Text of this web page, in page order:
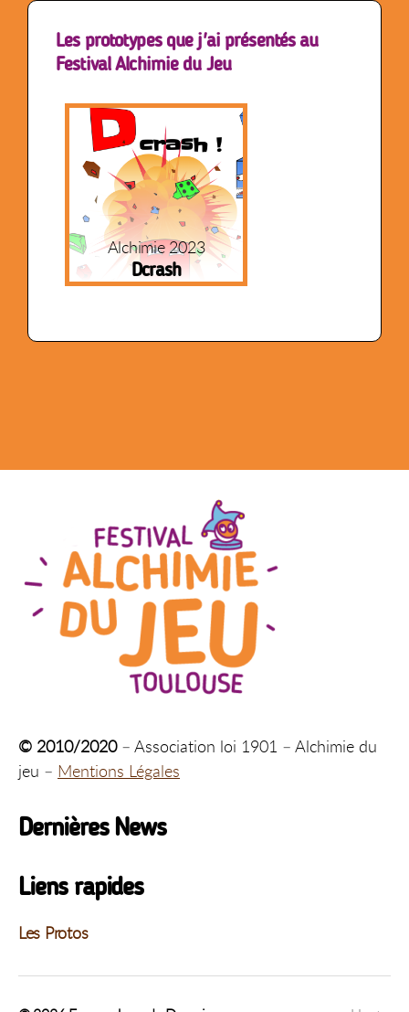
Les prototypes que j'ai présentés au
Festival Alchimie du Jeu
Alchimie 2023
Dcrash
© 2010/2020– Association loi 1901 – Alchimie du
jeu – Mentions Légales
Dernières News
Liens rapides
Les Protos